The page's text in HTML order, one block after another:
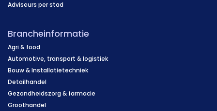
Adviseurs per stad
Brancheinformatie
Agri & food
Automotive, transport & logistiek
Bouw & Installatietechniek
Detailhandel
Gezondheidszorg & farmacie
Groothandel